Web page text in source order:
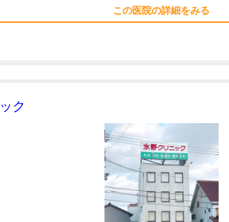
この医院の詳細をみる
ク